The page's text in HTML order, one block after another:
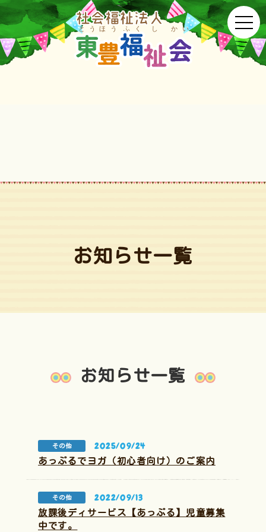
お知らせ一覧
お知らせ一覧
その他 2025/09/24
あっぷるでヨガ（初心者向け）のご案内
その他 2022/09/13
放課後ディサービス【あっぷる】児童募集
中です。